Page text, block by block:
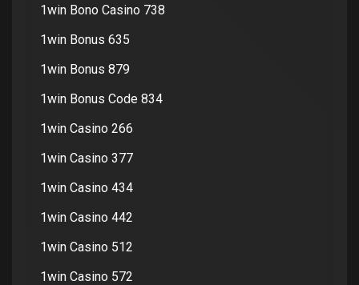
1win Bono Casino 738
1win Bonus 635
1win Bonus 879
1win Bonus Code 834
1win Casino 266
1win Casino 377
1win Casino 434
1win Casino 442
1win Casino 512
1win Casino 572